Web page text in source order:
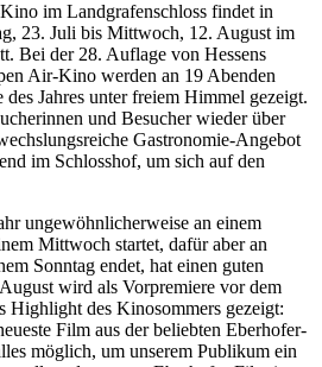
im Landgrafenschloss findet in
23. Juli bis Mittwoch, 12. August im
Bei der 28. Auflage von Hessens
Air-Kino werden an 19 Abenden
Jahres unter freiem Himmel gezeigt.
und Besucher wieder über
Gastronomie-Angebot
im Schlosshof, um sich auf den
ungewöhnlicherweise an einem
Mittwoch startet, dafür aber an
Sonntag endet, hat einen guten
wird als Vorpremiere vor dem
Highlight des Kinosommers gezeigt:
Film aus der beliebten Eberhofer-
möglich, um unserem Publikum ein